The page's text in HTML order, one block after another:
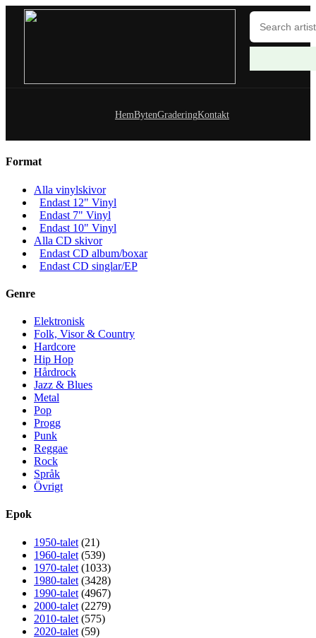
HemBytenGraderingKontakt
Format
Alla vinylskivor
Endast 12" Vinyl
Endast 7" Vinyl
Endast 10" Vinyl
Alla CD skivor
Endast CD album/boxar
Endast CD singlar/EP
Genre
Elektronisk
Folk, Visor & Country
Hardcore
Hip Hop
Hårdrock
Jazz & Blues
Metal
Pop
Progg
Punk
Reggae
Rock
Språk
Övrigt
Epok
1950-talet (21)
1960-talet (539)
1970-talet (1033)
1980-talet (3428)
1990-talet (4967)
2000-talet (2279)
2010-talet (575)
2020-talet (59)